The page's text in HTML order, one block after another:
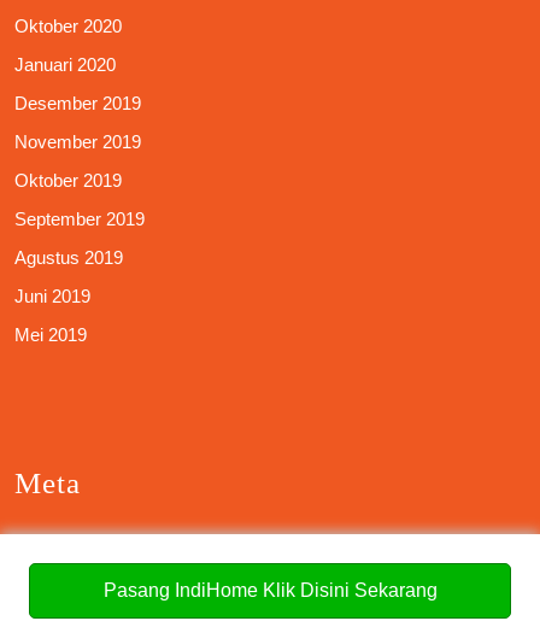
Oktober 2020
Januari 2020
Desember 2019
November 2019
Oktober 2019
September 2019
Agustus 2019
Juni 2019
Mei 2019
Meta
Pasang IndiHome Klik Disini Sekarang